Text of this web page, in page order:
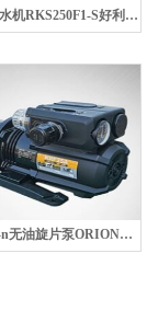
无水箱空冷冷水机RKS250F1-S好利旺机械ORION
KRF15A-P-Q-n无油旋片泵ORION好利旺机械